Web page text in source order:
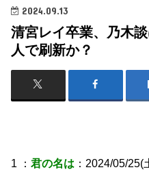
2024.09.13
清宮レイ卒業、乃木
人で刷新か？
1 ：君の名は ：2024/05/